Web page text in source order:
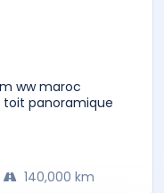
ww maroc
panoramique
140,000 km